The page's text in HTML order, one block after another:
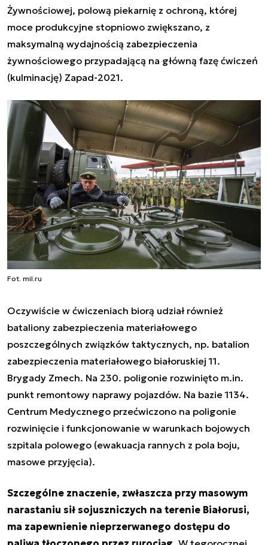
Żywnościowej, polową piekarnię z ochroną, której
moce produkcyjne stopniowo zwiększano, z
maksymalną wydajnością zabezpieczenia
żywnościowego przypadającą na główną fazę ćwiczeń
(kulminację) Zapad-2021.
Fot. mil.ru
Oczywiście w ćwiczeniach biorą udział również
bataliony zabezpieczenia materiałowego
poszczególnych związków taktycznych, np. batalion
zabezpieczenia materiałowego białoruskiej 11.
Brygady Zmech. Na 230. poligonie rozwinięto m.in.
punkt remontowy naprawy pojazdów. Na bazie 1134.
Centrum Medycznego przećwiczono na poligonie
rozwinięcie i funkcjonowanie w warunkach bojowych
szpitala polowego (ewakuacja rannych z pola boju,
masowe przyjęcia).
Szczególne znaczenie, zwłaszcza przy masowym
narastaniu sił sojuszniczych na terenie Białorusi,
ma zapewnienie nieprzerwanego dostępu do